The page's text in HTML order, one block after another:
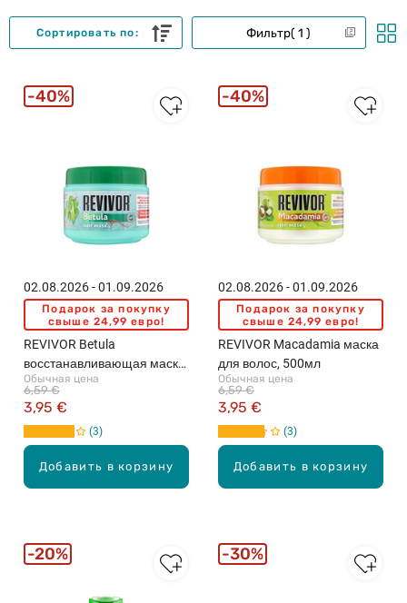
Фильтр 1
Сортировать по:
Добавить в корзину
02.08.2026 - 01.09.2026
Подарок за покупку
свыше 24,99 евро!
REVIVOR Betula
восстанавливающая маска
для волос, 500мл
Обычная цена
3,95 €
6,59 €
3
40%
Добавить в корзину
02.08.2026 - 01.09.2026
Подарок за покупку
свыше 24,99 евро!
REVIVOR Macadamia маска
для волос, 500мл
Обычная цена
3,95 €
6,59 €
3
40%
20% 30%